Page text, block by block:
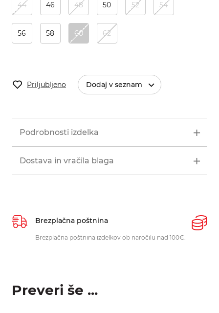
44 46 48 50 52 54
56 58 60 62
Priljubljeno Dodaj v seznam
Podrobnosti izdelka
Dostava in vračila blaga
Brezplačna poštnina
Brezplačna poštnina izdelkov ob naročilu nad 100€.
Preveri še ...